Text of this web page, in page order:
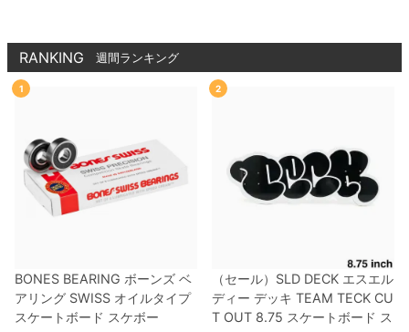
RANKING 週間ランキング
1
BONES BEARING ボーンズ ベ
アリング SWISS オイルタイプ
スケートボード スケボー
2
（セール） SLD DECK エスエル
ディー デッキ TEAM TECK CU
T OUT 8.75 スケートボード ス